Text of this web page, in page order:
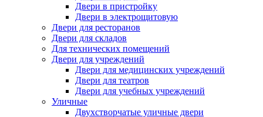
Двери в пристройку
Двери в электрощитовую
Двери для ресторанов
Двери для складов
Для технических помещений
Двери для учреждений
Двери для медицинских учреждений
Двери для театров
Двери для учебных учреждений
Уличные
Двухстворчатые уличные двери